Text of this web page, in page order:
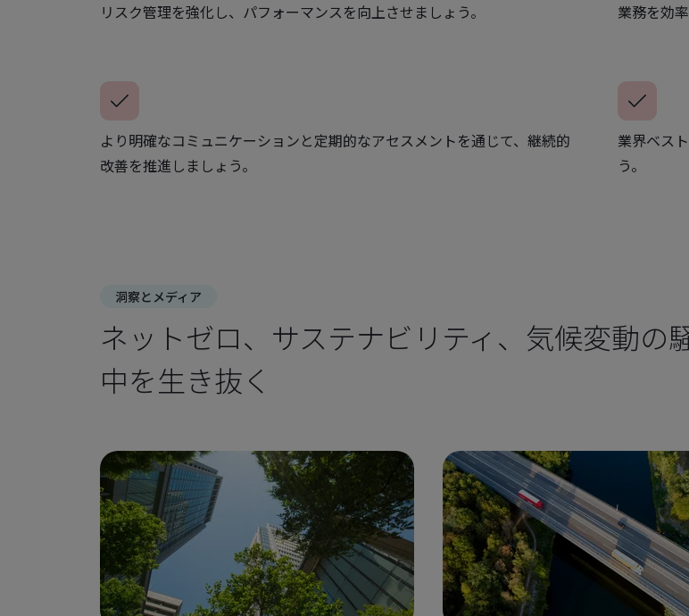
リスク管理を強化し、パフォーマンスを向上させましょう。 業務を効
より明確なコミュニケーションと定期的なアセスメントを通じて、継続的
改善を推進しましょう。
業界ベス
う。
洞察とメディア
ネットゼロ、サステナビリティ、気候変動の
中を生き抜く